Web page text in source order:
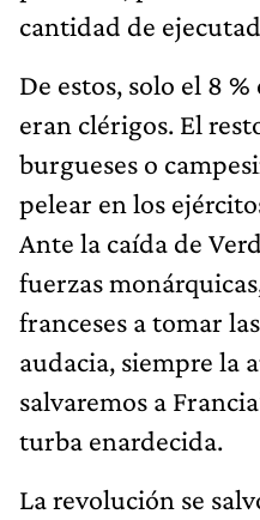
cantidad de
De estos, solo el 8
eran clérigos. El
burgueses o
pelear en los
Ante la caída de
fuerzas
franceses a tomar
audacia, siempre la
salvaremos a
turba enardecida.
La revolución se